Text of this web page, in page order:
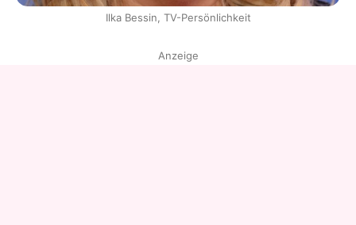
Ilka Bessin, TV-Persönlichkeit
Anzeige